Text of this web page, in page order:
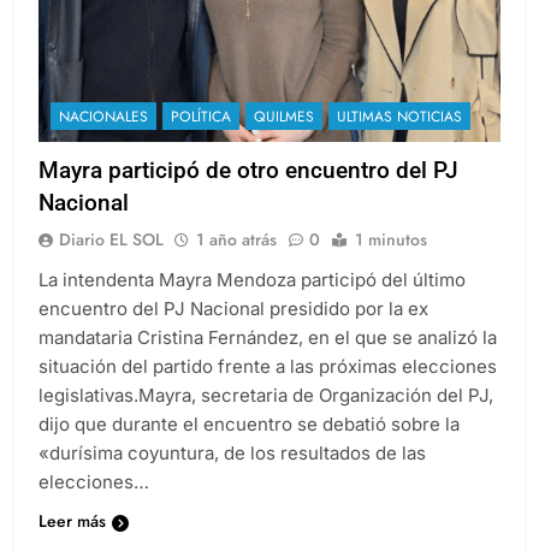
NACIONALES POLÍTICA QUILMES ULTIMAS NOTICIAS
Mayra participó de otro encuentro del PJ
Nacional
Diario EL SOL 1 año atrás 0 1 minutos
La intendenta Mayra Mendoza participó del último
encuentro del PJ Nacional presidido por la ex
mandataria Cristina Fernández, en el que se analizó la
situación del partido frente a las próximas elecciones
legislativas.Mayra, secretaria de Organización del PJ,
dijo que durante el encuentro se debatió sobre la
«durísima coyuntura, de los resultados de las
elecciones…
Leer más